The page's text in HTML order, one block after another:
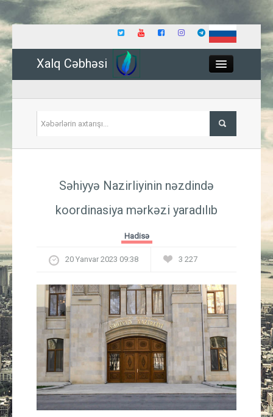
Xalq Cəbhəsi
İqtisadiyyat
Güney Azərbaycan
Mədəniyyət
Müsahibə
İdman
Layihə
Səhiyyə Nazirliyinin nəzdində
koordinasiya mərkəzi yaradılıb
Hadisə
20 Yanvar 2023 09:38 3 227